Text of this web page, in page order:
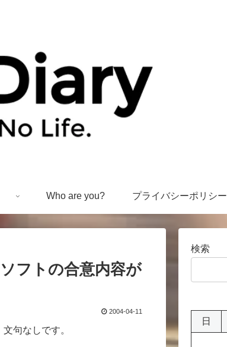
Who are you? プライバシーポリシー
フトの合意内容が
2004-04-11
句なしです。
検索
日